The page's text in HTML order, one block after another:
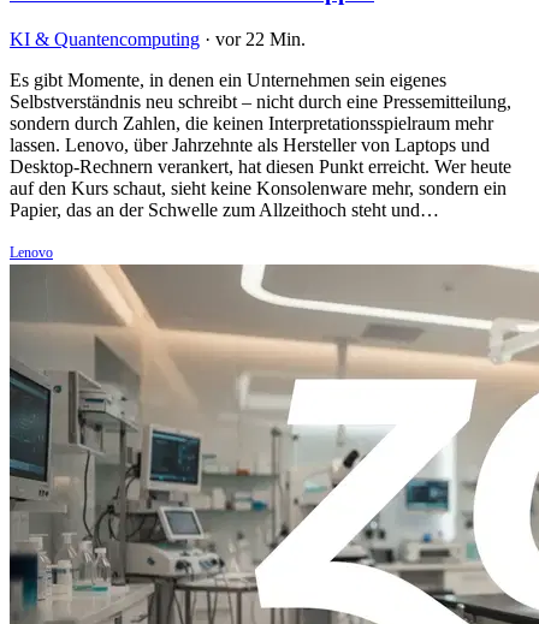
KI & Quantencomputing · vor 22 Min.
Es gibt Momente, in denen ein Unternehmen sein eigenes
Selbstverständnis neu schreibt – nicht durch eine Pressemitteilung,
sondern durch Zahlen, die keinen Interpretationsspielraum mehr
lassen. Lenovo, über Jahrzehnte als Hersteller von Laptops und
Desktop-Rechnern verankert, hat diesen Punkt erreicht. Wer heute
auf den Kurs schaut, sieht keine Konsolenware mehr, sondern ein
Papier, das an der Schwelle zum Allzeithoch steht und…
Lenovo